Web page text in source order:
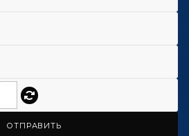
ОТПРАВИТЬ